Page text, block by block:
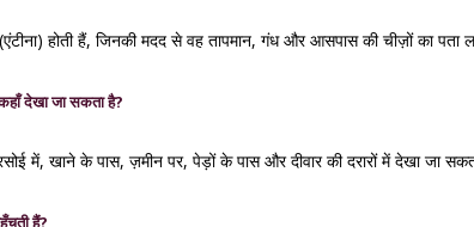
होती हैं, जिनकी मदद से वह तापमान, गंध और आसपास की चीज़ों का पता
देखा जा सकता है?
में, खाने के पास, ज़मीन पर, पेड़ों के पास और दीवार की दरारों में देखा जा
हैं?